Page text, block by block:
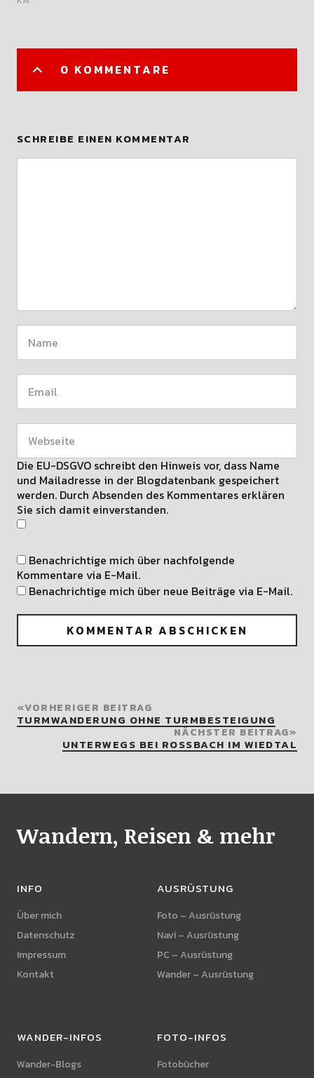
0 KOMMENTARE
SCHREIBE EINEN KOMMENTAR
Die EU-DSGVO schreibt den Hinweis vor, dass Name
und Mailadresse in der Blogdatenbank gespeichert
werden. Durch Absenden des Kommentares erklären
Sie sich damit einverstanden.
Benachrichtige mich über nachfolgende
Kommentare via E-Mail.
Benachrichtige mich über neue Beiträge via E-Mail.
VORHERIGER BEITRAG
TURMWANDERUNG OHNE TURMBESTEIGUNG
NÄCHSTER BEITRAG
UNTERWEGS BEI ROSSBACH IM WIEDTAL
Wandern, Reisen & mehr
INFO
Über mich
Datenschutz
Impressum
Kontakt
AUSRÜSTUNG
Foto – Ausrüstung
Navi – Ausrüstung
PC – Ausrüstung
Wander – Ausrüstung
WANDER-INFOS
Wander-Blogs
FOTO-INFOS
Fotobücher